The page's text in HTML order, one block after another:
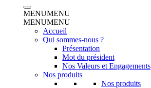
MENUMENU
MENUMENU
Accueil
Qui sommes-nous ?
Présentation
Mot du président
Nos Valeurs et Engagements
Nos produits
Nos produits